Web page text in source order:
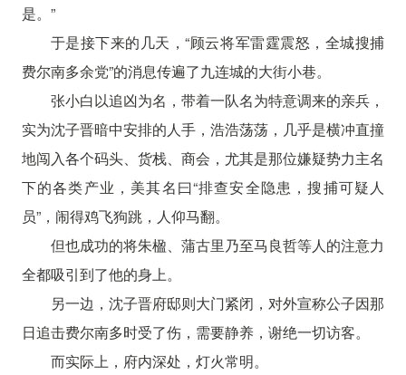
是。”
于是接下来的几天，“顾云将军雷霆震怒，全城搜捕
费尔南多余党”的消息传遍了九连城的大街小巷。
张小白以追凶为名，带着一队名为特意调来的亲兵，
实为沈子晋暗中安排的人手，浩浩荡荡，几乎是横冲直撞
地闯入各个码头、货栈、商会，尤其是那位嫌疑势力主名
下的各类产业，美其名曰“排查安全隐患，搜捕可疑人
员”，闹得鸡飞狗跳，人仰马翻。
但也成功的将朱楹、蒲古里乃至马良哲等人的注意力
全都吸引到了他的身上。
另一边，沈子晋府邸则大门紧闭，对外宣称公子因那
日追击费尔南多时受了伤，需要静养，谢绝一切访客。
而实际上，府内深处，灯火常明。